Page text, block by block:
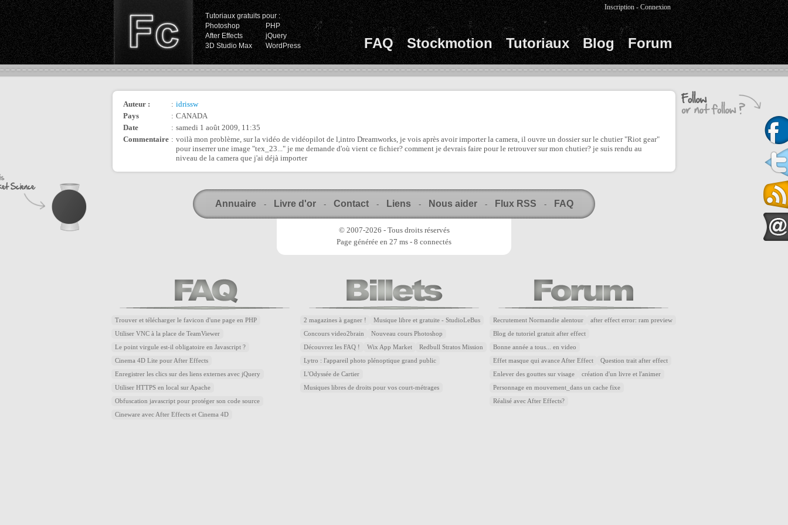
Tutoriaux gratuits pour :
Photoshop
PHP
After Effects
jQuery
3D Studio Max
WordPress FAQ Stockmotion Tutoriaux Blog Forum
Inscription -Connexion
Auteur : : idrissw
Pays
: CANADA
Date
: samedi 1 août 2009, 11:35
Commentaire : voilà mon problème, sur la vidéo de vidéopilot de l,intro Dreamworks, je vois après avoir importer la camera, il ouvre un dossier sur le chutier "Riot gear"
pour inserrer une image "tex_23..." je me demande d'où vient ce fichier? comment je devrais faire pour le retrouver sur mon chutier? je suis rendu au
niveau de la camera que j'ai déjà importer
Annuaire - Livre d'or - Contact - Liens - Nous aider - Flux RSS - FAQ
© 2007-2026 - Tous droits réservés
Page générée en 27 ms - 8 connectés
Trouver et télécharger le favicon d'une page en PHP
Utiliser VNC à la place de TeamViewer
Le point virgule est-il obligatoire en Javascript ?
Cinema 4D Lite pour After Effects
Enregistrer les clics sur des liens externes avec jQuery
Utiliser HTTPS en local sur Apache
Obfuscation javascript pour protéger son code source
Cineware avec After Effects et Cinema 4D
2 magazines à gagner ! Musique libre et gratuite - StudioLeBus
Concours video2brain Nouveau cours Photoshop
Découvrez les FAQ ! Wix App Market Redbull Stratos Mission
Lytro : l'appareil photo plénoptique grand public
L'Odyssée de Cartier
Musiques libres de droits pour vos court-métrages
Recrutement Normandie alentour after effect error: ram preview
Blog de tutoriel gratuit after effect
Bonne année a tous... en video
Effet masque qui avance After Effect Question trait after effect
Enlever des gouttes sur visage création d'un livre et l'animer
Personnage en mouvement_dans un cache fixe
Réalisé avec After Effects?